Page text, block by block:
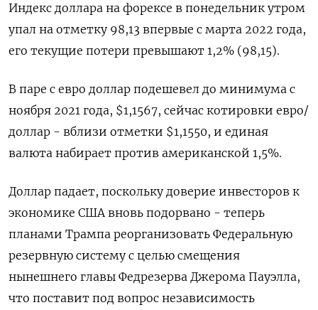
Индекс доллара на форексе в понедельник утром
упал на отметку 98,13 впервые с марта 2022 года,
его текущие потери превышают 1,2% (98,15).
В паре с евро доллар подешевел до минимума с
ноября 2021 года, $1,1567, сейчас котировки евро/
доллар - вблизи отметки $1,1550, и единая
валюта набирает против американской 1,5%.
Доллар падает, поскольку доверие инвесторов к
экономике США вновь подорвано - теперь
планами Трампа реорганизовать Федеральную
резервную систему с целью смещения
нынешнего главы Федрезерва Джерома Пауэлла,
что поставит под вопрос независимость